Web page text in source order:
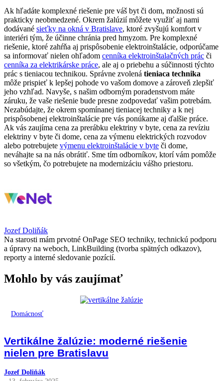
Ak hľadáte komplexné riešenie pre váš byt či dom, možnosti sú
prakticky neobmedzené. Okrem žalúzií môžete využiť aj nami
dodávané sieťky na okná v Bratislave, ktoré zvyšujú komfort v
interiéri tým, že účinne chránia pred hmyzom. Pre komplexné
riešenie, ktoré zahŕňa aj prispôsobenie elektroinštalácie, odporúčame
sa informovať nielen ohľadom cenníka elektroinštalačných prác či
cenníka za elektrikárske práce, ale aj o priebehu a súčinnosti týchto
prác s tieniacou technikou. Správne zvolená tieniaca technika
môže prispieť k lepšej pohode vo vašom domove a zároveň zlepšiť
jeho vzhľad. Navyše, s našim odborným poradenstvom máte
záruku, že vaše riešenie bude presne zodpovedať vašim potrebám.
Nezabúdajte, že okrem spomínanej tieniacej techniky a k nej
prispôsobenej elektroinštalácie pre vás ponúkame aj ďalšie práce.
Ak vás zaujíma cena za prerábku elektriny v byte, cena za revíziu
elektriny v byte či dome, cena za výmenu elektrických rozvodov
alebo potrebujete výmenu elektroinštalácie v byte či dome,
neváhajte sa na nás obrátiť. Sme tím odborníkov, ktorí vám pomôže
so všetkým, čo potrebujete na modernizáciu vášho priestoru.
Jozef Doliňák
Na starosti mám prvotné OnPage SEO techniky, technickú podporu
a úpravy na weboch, LinkBuilding (tvorba spätných odkazov),
reporty a interné sledovanie pozícií.
Mohlo by vás zaujímať
Domácnosť
Vertikálne žalúzie: moderné riešenie
nielen pre Bratislavu
Jozef Doliňák